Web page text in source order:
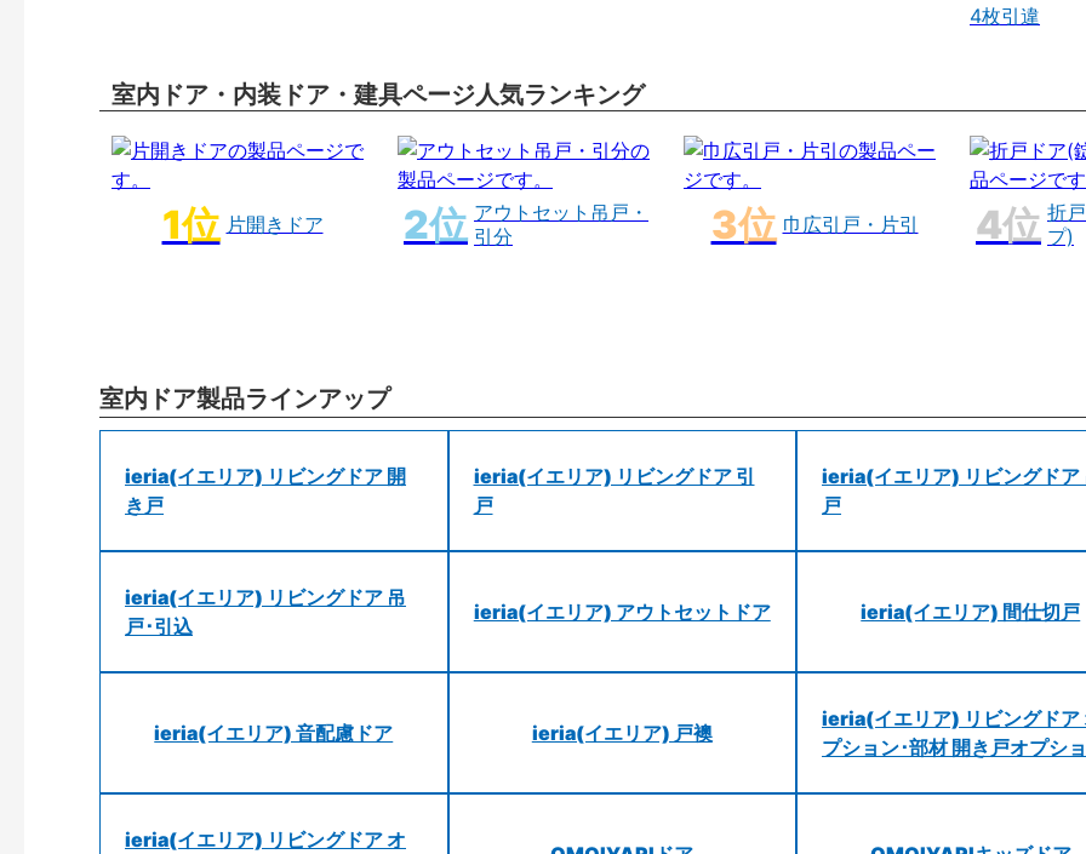
4枚引違
室内ドア・内装ドア・建具ページ人気ランキング
片開きドア
アウトセット吊戸・
引分
巾広引戸・片引
折
プ)
室内ドア製品ラインアップ
ieria(イエリア) リビングドア 開
き戸
ieria(イエリア) リビングドア 引
戸
ieria(イエリア) リビングドア
戸
ieria(イエリア) リビングドア 吊
戸･引込
ieria(イエリア) アウトセットドア ieria(イエリア) 間仕切戸
ieria(イエリア) 音配慮ドア ieria(イエリア) 戸襖
ieria(イエリア) リビングドア
プション･部材 開き戸オプシ
ieria(イエリア) リビングドア オ